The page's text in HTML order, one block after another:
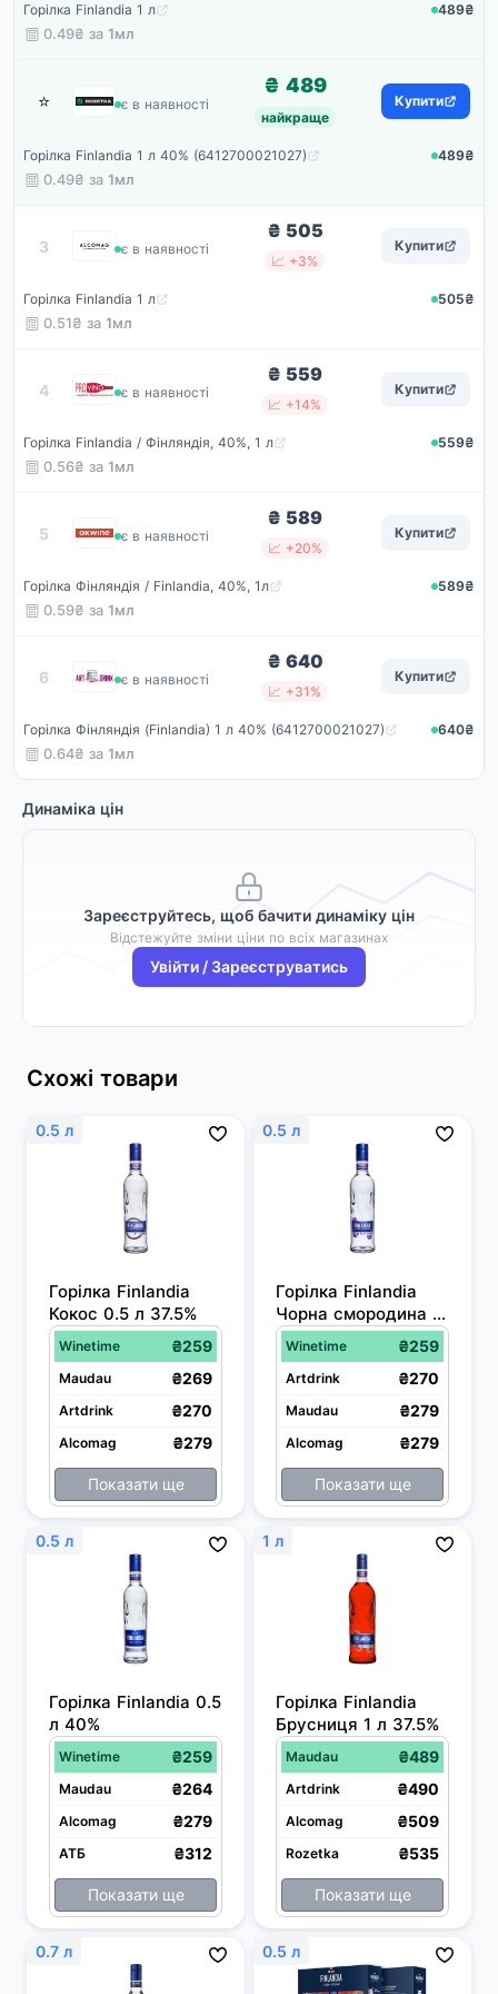
Горілка Finlandia 1 л
489₴
0.49₴ за 1мл
⭐ Rozetka
є в наявності
₴ 489
найкраще
Купити
Горілка Finlandia 1 л 40% (6412700021027)
489₴
0.49₴ за 1мл
3 Alcomag
є в наявності
₴ 505
📈 +3%
Купити
Горілка Finlandia 1 л
505₴
0.51₴ за 1мл
4 ProVino
є в наявності
₴ 559
📈 +14%
Купити
Горілка Finlandia / Фінляндія, 40%, 1 л
559₴
0.56₴ за 1мл
5 Okwine
є в наявності
₴ 589
📈 +20%
Купити
Горілка Фінляндія / Finlandia, 40%, 1л
589₴
0.59₴ за 1мл
6 Artdrink
є в наявності
₴ 640
📈 +31%
Купити
Горілка Фінляндія (Finlandia) 1 л 40% (6412700021027)
640₴
0.64₴ за 1мл
Динаміка цін
Зареєструйтесь, щоб бачити динаміку цін
Відстежуйте зміни ціни по всіх магазинах
Увійти / Зареєструватись
Схожі товари
0.5 л
Горілка Finlandia
Кокос 0.5 л 37.5%
Winetime ₴259
Maudau ₴269
Artdrink ₴270
Alcomag ₴279
Показати ще
0.5 л
Горілка Finlandia
Чорна смородина
0.5 л 37.5%
Winetime ₴259
Artdrink ₴270
Maudau ₴279
Alcomag ₴279
Показати ще
0.5 л
Горілка Finlandia 0.5
л 40%
Winetime ₴259
Maudau ₴264
Alcomag ₴279
АТБ ₴312
Показати ще
1 л
Горілка Finlandia
Брусниця 1 л 37.5%
Maudau ₴489
Artdrink ₴490
Alcomag ₴509
Rozetka ₴535
Показати ще
0.7 л 0.5 л